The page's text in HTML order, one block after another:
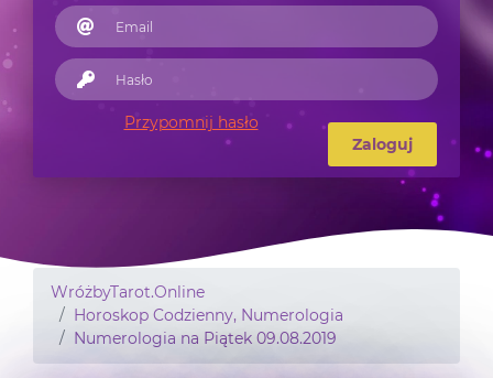
Przypomnij hasło
Zaloguj
WróżbyTarot.Online
Horoskop Codzienny, Numerologia
Numerologia na Piątek 09.08.2019